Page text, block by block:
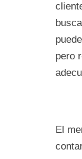
pero
El